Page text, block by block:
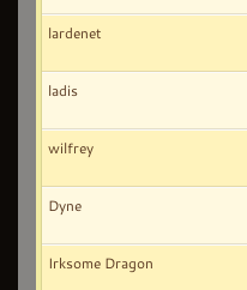
lardenet
ladis
wilfrey
Dyne
Irksome Dragon